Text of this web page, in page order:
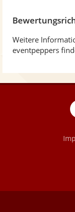
Weitere
eventpeppers